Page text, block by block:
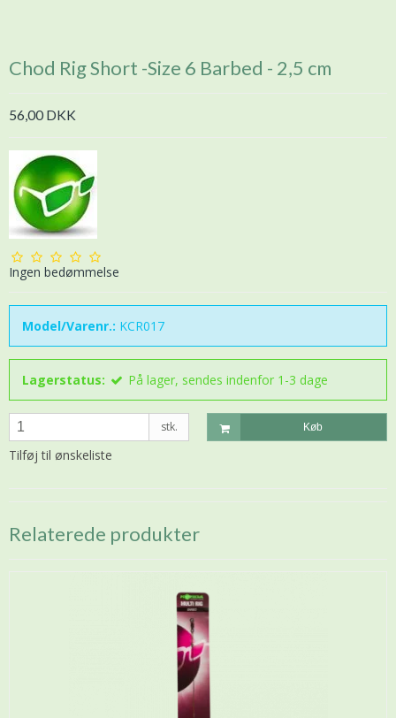
Chod Rig Short -Size 6 Barbed - 2,5 cm
56,00 DKK
Ingen bedømmelse
Model/Varenr.: KCR017
Lagerstatus: På lager, sendes indenfor 1-3 dage
stk. Køb
Tilføj til ønskeliste
Relaterede produkter